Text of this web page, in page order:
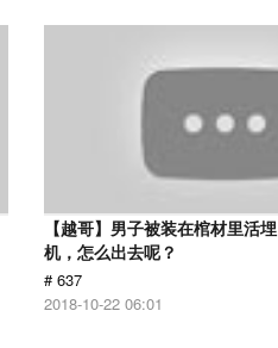
【越哥】男子被装在棺材里活
机，怎么出去呢？
# 637
2018-10-22 06:01